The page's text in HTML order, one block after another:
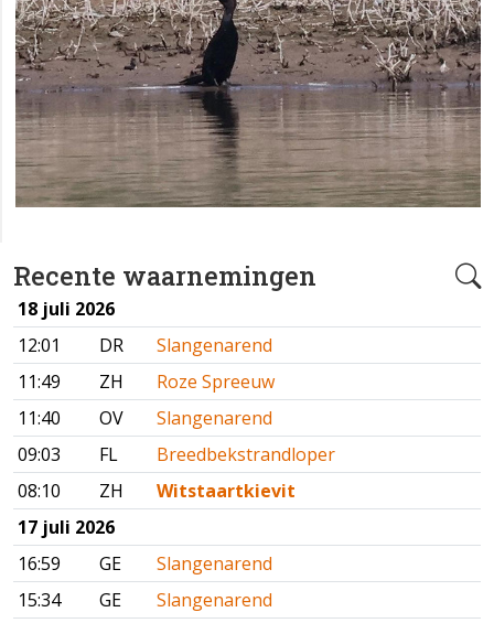
Recente waarnemingen
18 juli 2026
12:01
DR
Slangenarend
11:49
ZH
Roze Spreeuw
11:40
OV
Slangenarend
09:03
FL
Breedbekstrandloper
08:10
ZH
Witstaartkievit
17 juli 2026
16:59
GE
Slangenarend
15:34
GE
Slangenarend